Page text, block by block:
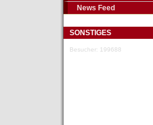
News Feed
SONSTIGES
Besucher: 199688